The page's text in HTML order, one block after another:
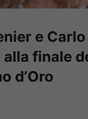
e
finale
d’Oro